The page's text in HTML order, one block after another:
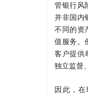
管银行风
并非国内
不同的资
值服务。
客户提供
独立监督
因此，